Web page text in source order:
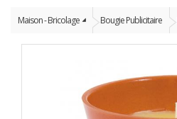
Maison - Bricolage Bougie Publicitaire